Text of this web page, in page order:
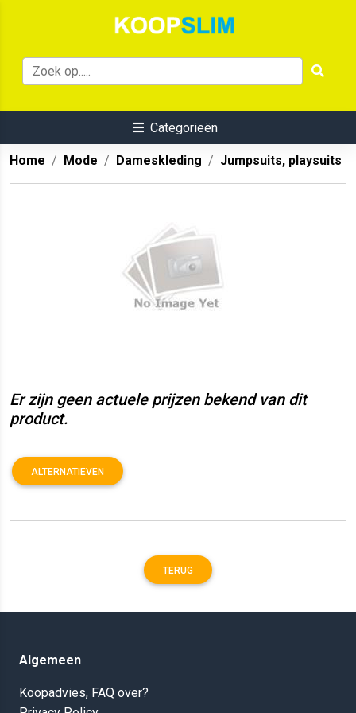
Categorieën
Home Mode Dameskleding Jumpsuits, playsuits
Er zijn geen actuele prijzen bekend van dit
product.
ALTERNATIEVEN
TERUG
Algemeen
Koopadvies, FAQ over?